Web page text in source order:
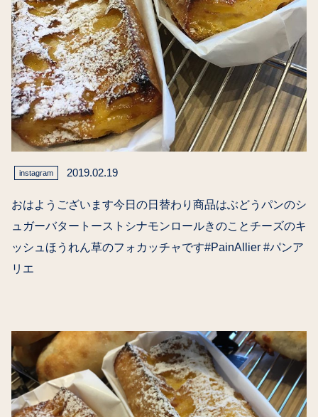
instagram 2019.02.19
おはようございます今日の日替わり商品はぶどうパンのシ
ュガーバタートーストシナモンロールきのことチーズのキ
ッシュほうれん草のフォカッチャです#PainAllier #パンア
リエ